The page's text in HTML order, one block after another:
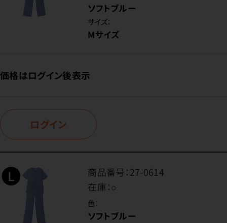
ソフトブルー
サイズ：
Mサイズ
価格はログイン後表示
ログイン
商品番号：27-0614
在庫：○
色：
ソフトブルー